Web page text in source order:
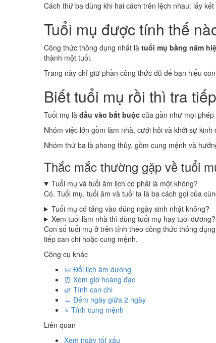
Cách thứ ba dùng khi hai cách trên lệch nhau: lấy
Tuổi mụ được tính thế
Công thức thông dụng nhất là tuổi mụ bằng năm
thành một tuổi.
Trang này chỉ giữ phần công thức đủ để bạn hiểu
Biết tuổi mụ rồi thì tra
Tuổi mụ là đầu vào bắt buộc của gần như mọi
Nhóm việc lớn gồm làm nhà, cưới hỏi và khởi sự kinh
Nhóm thứ ba là phong thủy, gồm cung mệnh và
Thắc mắc thường gặp về tuổi
Tuổi mụ và tuổi âm lịch có phải là một không?
Có. Tuổi mụ, tuổi âm và tuổi ta là ba cách gọi của
Tuổi mụ có tăng vào đúng ngày sinh nhật không?
Xem tuổi làm nhà thì dùng tuổi mụ hay tuổi dương?
Con số tuổi mụ ở trên tính theo công thức thông
tiếp can chi hoặc cung mệnh.
Công cụ khác
📅 Đổi lịch âm dương
⏰ Xem giờ hoàng đạo
🌿 Tính can chi
↔️ Đếm ngày giữa 2 ngày
⭐ Tính cung mệnh
Liên quan
Xem ngày tốt xấu